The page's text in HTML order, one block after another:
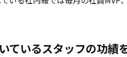
ているスタッフの功績